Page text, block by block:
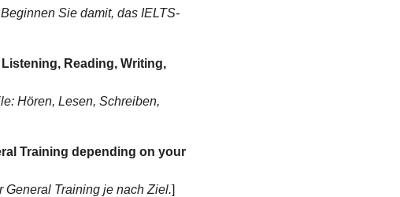
Sie damit, das IELTS-
Reading, Writing,
Hören, Lesen, Schreiben,
Training depending on your
General Training je nach Ziel.]